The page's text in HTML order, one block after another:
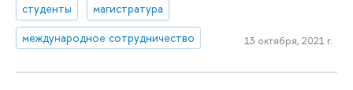
студенты
магистратура
международное сотрудничество
13 октября, 2021 г.